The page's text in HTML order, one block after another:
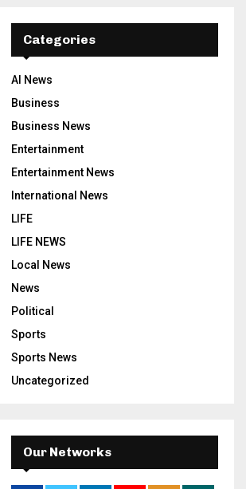
Categories
AI News
Business
Business News
Entertainment
Entertainment News
International News
LIFE
LIFE NEWS
Local News
News
Political
Sports
Sports News
Uncategorized
Our Networks